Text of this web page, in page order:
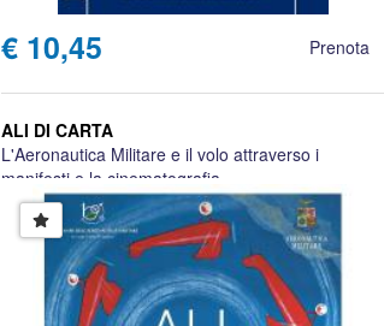
€ 10,45 Prenota
ALI DI CARTA
L'Aeronautica Militare e il volo attraverso i
manifesti e la cinematografia